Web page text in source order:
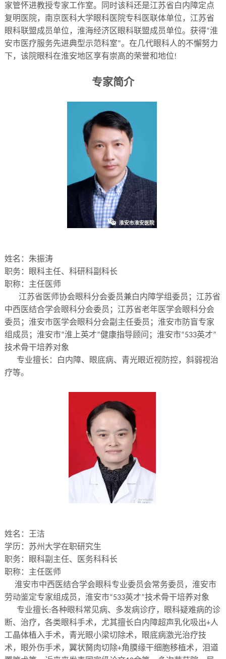
家管怀进教授专家工作室。同时该科还是江苏省白内障定点
复明医院，南京医科大学眼科医院专科医联体单位，江苏省
眼科联盟成员单位，淮海经济区眼科联盟成员单位。获得“淮
安市医疗服务先进典型示范科室”。在几代眼科人的不懈努力
下，该院眼科在淮安地区享有崇高的荣誉和地位!
专家简介
姓名：朱振涛
职务：眼科主任、科研科副科长
职称：主任医师
江苏省医师协会眼科分会委员兼白内障学组委员；江苏省
中西医结合学会眼科分会委员；江苏省老年医学会眼科分会
委员；淮安市医学会眼科分会副主任委员；淮安市防盲专家
组成员；淮安市“淮上英才”健康指导顾问；淮安市“533英才”
技术骨干培养对象
专业擅长：白内障、眼底病、青光眼近视防控，斜弱视治
疗等。
姓名：王洁
学历：苏州大学在职研究生
职务：眼科副主任、医务科科长
职称：主任医师
淮安市中西医结合学会眼科专业委员会常务委员，淮安市
劳动鉴定专家组成员，淮安市“533英才”技术骨干培养对象
专业擅长:各种眼科常见病、多发病诊疗，眼科疑难病的诊
断、治疗，各类眼科手术，尤其擅长白内障超声乳化吸出+人
工晶体植入手术，青光眼小梁切除术，眼底病激光治疗技
术，眼外伤手术，翼状胬肉切除+角膜缘干细胞移植术，泪道